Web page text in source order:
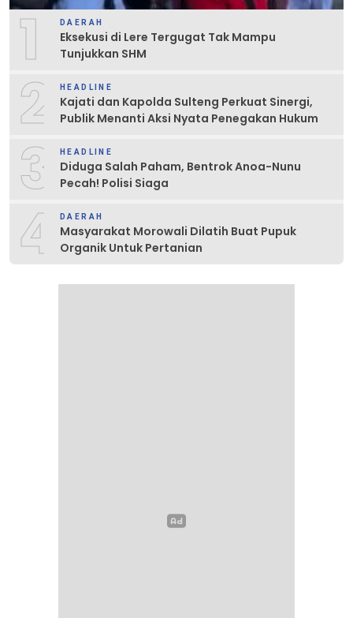
1 DAERAH
Eksekusi di Lere Tergugat Tak Mampu
Tunjukkan SHM
2 HEADLINE
Kajati dan Kapolda Sulteng Perkuat Sinergi,
Publik Menanti Aksi Nyata Penegakan Hukum
3 HEADLINE
Diduga Salah Paham, Bentrok Anoa-Nunu
Pecah! Polisi Siaga
4 DAERAH
Masyarakat Morowali Dilatih Buat Pupuk
Organik Untuk Pertanian